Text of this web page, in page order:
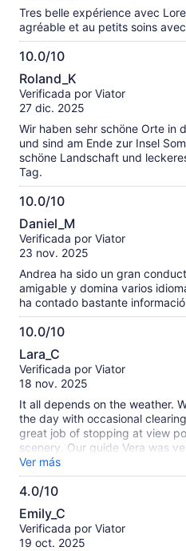
Tres belle expérience avec
agréable et au petits soins
10.0/10
10.0
de
10
Roland_K
Verificada por Viator
27 dic. 2025
Wir haben sehr schöne Orte in
und sind am Ende zur Insel
schöne Landschaft und
Tag.
10.0/10
10.0
de
10
Daniel_M
Verificada por Viator
23 nov. 2025
Andrea ha sido un gran
amigable y domina varios
ha contado bastante
10.0/10
10.0
de
10
Lara_C
Verificada por Viator
18 nov. 2025
It all depends on the weather.
the day with occasional
great job of stopping at view
scenery. Our guide Vera was
being a part of a small group.
Ver más
4.0/10
4.0
de
10
Emily_C
Verificada por Viator
19 oct. 2025